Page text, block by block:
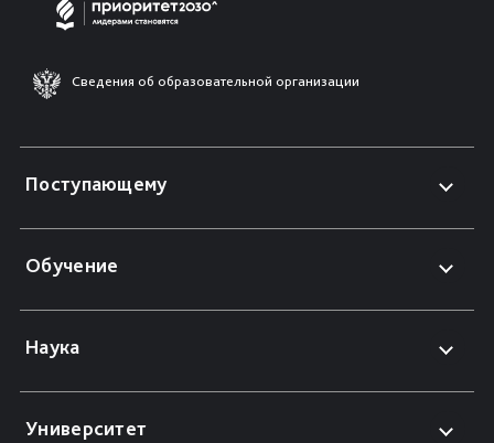
Сведения об образовательной организации
Поступающему
Обучение
Наука
Университет